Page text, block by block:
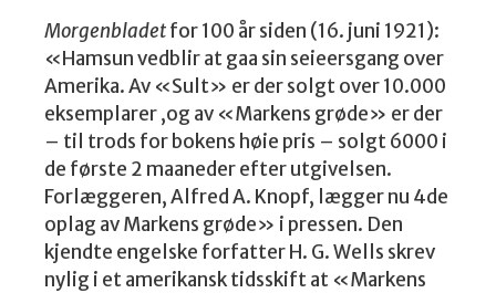
Morgenbladetfor 100 år siden (16. juni 1921):
«Hamsun vedblir at gaa sin seieersgang over
Amerika. Av «Sult» er der solgt over 10.000
eksemplarer ,og av «Markens grøde» er der
– til trods for bokens høie pris – solgt 6000 i
de første 2 maaneder efter utgivelsen.
Forlæggeren, Alfred A. Knopf, lægger nu 4de
oplag av Markens grøde» i pressen. Den
kjendte engelske forfatter H. G. Wells skrev
nylig i et amerikansk tidsskift at «Markens